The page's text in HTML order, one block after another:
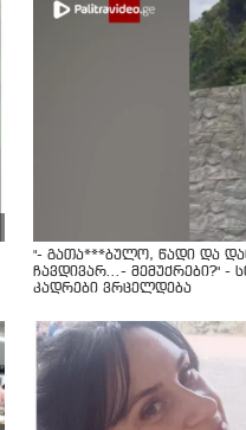
"- გათა***ბულო, წადი და
ჩავდივარ...- მემუქრები?"
კადრები ვრცელდება